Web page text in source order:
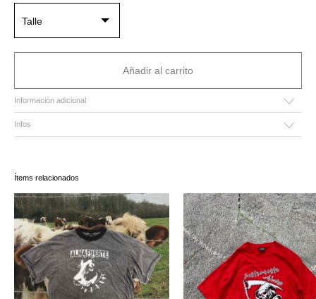
Talle
Añadir al carrito
Información adicional
Infos
Ítems relacionados